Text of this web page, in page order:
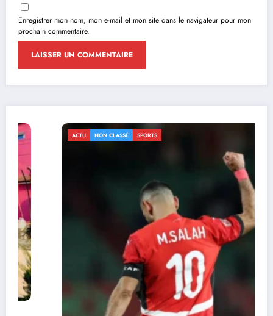
Enregistrer mon nom, mon e-mail et mon site dans le navigateur pour mon
prochain commentaire.
NON CLASSÉ SPORTS